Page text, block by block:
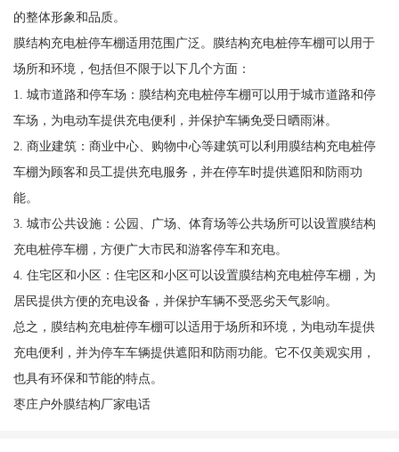
的整体形象和品质。
膜结构充电桩停车棚适用范围广泛。膜结构充电桩停车棚可以用于
场所和环境，包括但不限于以下几个方面：
1. 城市道路和停车场：膜结构充电桩停车棚可以用于城市道路和停
车场，为电动车提供充电便利，并保护车辆免受日晒雨淋。
2. 商业建筑：商业中心、购物中心等建筑可以利用膜结构充电桩停
车棚为顾客和员工提供充电服务，并在停车时提供遮阳和防雨功
能。
3. 城市公共设施：公园、广场、体育场等公共场所可以设置膜结构
充电桩停车棚，方便广大市民和游客停车和充电。
4. 住宅区和小区：住宅区和小区可以设置膜结构充电桩停车棚，为
居民提供方便的充电设备，并保护车辆不受恶劣天气影响。
总之，膜结构充电桩停车棚可以适用于场所和环境，为电动车提供
充电便利，并为停车车辆提供遮阳和防雨功能。它不仅美观实用，
也具有环保和节能的特点。
枣庄户外膜结构厂家电话